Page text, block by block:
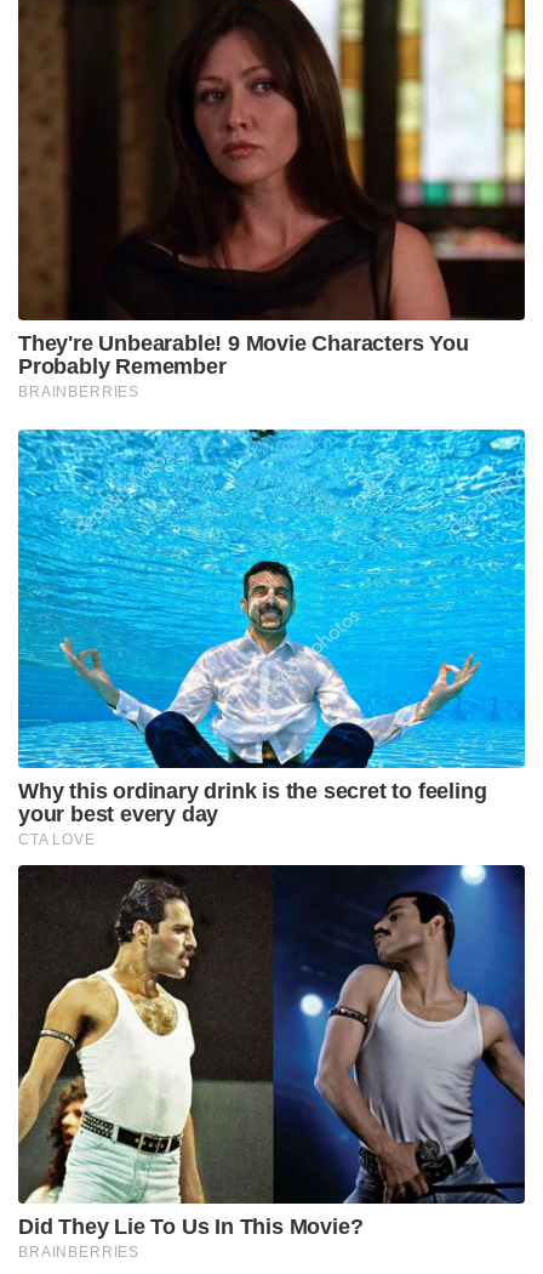
They're Unbearable! 9 Movie Characters You
Probably Remember
BRAINBERRIES
Why this ordinary drink is the secret to feeling
your best every day
CTA LOVE
Did They Lie To Us In This Movie?
BRAINBERRIES